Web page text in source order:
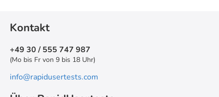
Kontakt
+49 30 / 555 747 987
(Mo bis Fr von 9 bis 18 Uhr)
info@rapidusertests.com